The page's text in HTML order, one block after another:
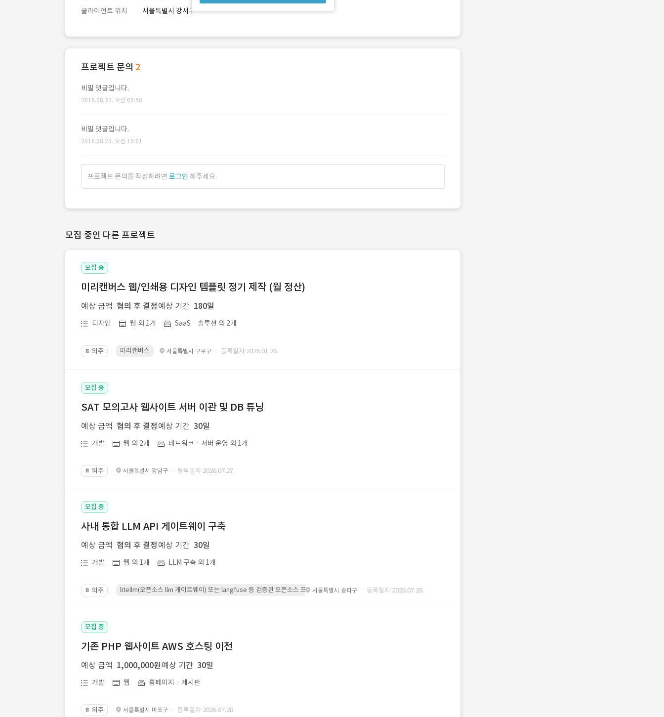
클라이언트 위치
서울특별시 강서구
프로젝트 문의 2
비밀 댓글입니다.
2016.08.23. 오전 09:58
비밀 댓글입니다.
2016.08.23. 오전 10:01
프로젝트 문의를 작성하려면 로그인 해주세요.
모집 중인 다른 프로젝트
모집 중
미리캔버스 웹/인쇄용 디자인 템플릿 정기 제작 (월 정산)
예상 금액 협의 후 결정 예상 기간 180일
디자인 웹 외 1개 SaaSㆍ솔루션 외 2개
📔 외주 미리캔버스 서울특별시 구로구 · 등록일자 2026.01.26.
모집 중
SAT 모의고사 웹사이트 서버 이관 및 DB 튜닝
예상 금액 협의 후 결정 예상 기간 30일
개발 웹 외 2개 네트워크ㆍ서버 운영 외 1개
📔 외주 서울특별시 강남구 · 등록일자 2026.07.27.
모집 중
사내 통합 LLM API 게이트웨이 구축
예상 금액 협의 후 결정 예상 기간 30일
개발 웹 외 1개 LLM 구축 외 1개
📔 외주 litellm(오픈소스 llm 게이트웨이) 또는 langfuse 등 검증된 오픈소스 프레임워크를 기반으로 시스템을 구축
서울특별시 송파구 · 등록일자 2026.07.28.
모집 중
기존 PHP 웹사이트 AWS 호스팅 이전
예상 금액 1,000,000원 예상 기간 30일
개발 웹 홈페이지ㆍ게시판
📔 외주 서울특별시 마포구 · 등록일자 2026.07.28.